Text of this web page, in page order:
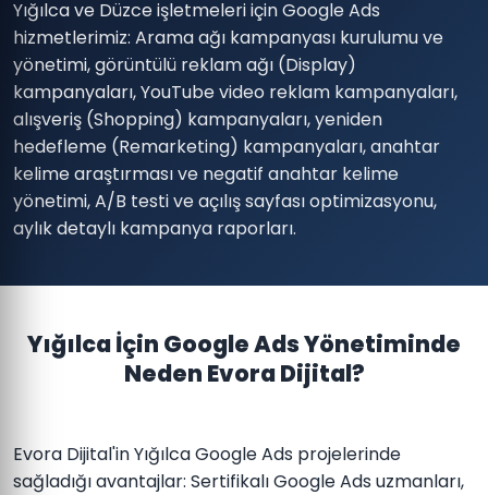
Yığılca ve Düzce işletmeleri için Google Ads
hizmetlerimiz: Arama ağı kampanyası kurulumu ve
yönetimi, görüntülü reklam ağı (Display)
kampanyaları, YouTube video reklam kampanyaları,
alışveriş (Shopping) kampanyaları, yeniden
hedefleme (Remarketing) kampanyaları, anahtar
kelime araştırması ve negatif anahtar kelime
yönetimi, A/B testi ve açılış sayfası optimizasyonu,
aylık detaylı kampanya raporları.
Yığılca İçin Google Ads Yönetiminde
Neden Evora Dijital?
Evora Dijital'in Yığılca Google Ads projelerinde
sağladığı avantajlar: Sertifikalı Google Ads uzmanları,